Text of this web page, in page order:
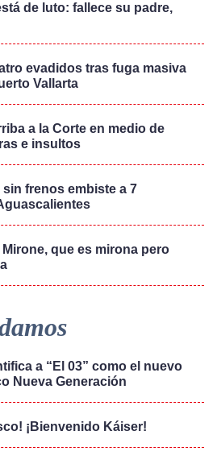
de luto: fallece su padre,
evadidos tras fuga masiva
Vallarta
a la Corte en medio de
e insultos
sin frenos embiste a 7
que es mirona pero
a “El 03” como el nuevo
Nueva Generación
¡Bienvenido Káiser!